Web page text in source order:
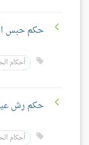
حكم حبس
أحكام
حكم رش
أحكام